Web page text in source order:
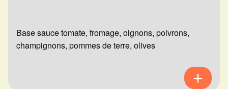
Base sauce tomate, fromage, oignons, poivrons,
champignons, pommes de terre, olives